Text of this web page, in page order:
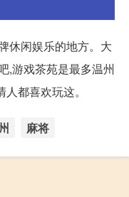
休闲娱乐的地方。大
,游戏茶苑是最多温州
都喜欢玩这。
麻将